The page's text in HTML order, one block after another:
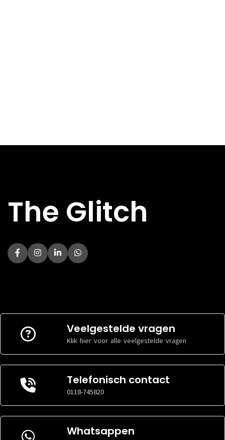
The Glitch
Veelgestelde vragen
Klik hier voor alle veelgestelde vragen
Telefonisch contact
0118-745820
Whatsappen